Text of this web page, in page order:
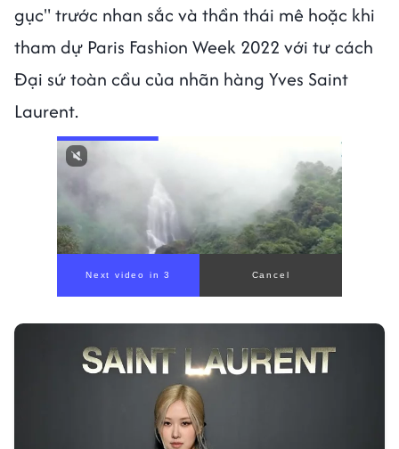
gục" trước nhan sắc và thần thái mê hoặc khi
tham dự Paris Fashion Week 2022 với tư cách
Đại sứ toàn cầu của nhãn hàng Yves Saint
Laurent.
Next video in 1 Cancel